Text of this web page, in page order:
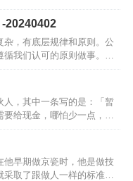
早上就整理一下想法，写
…
20240402
，有底层规律和原则。公
我们认可的原则做事。创
经想做一家 toB 企业服务公
人，其中一条写的是：「暂
给现金，哪怕少一点，然
期是要少一点。无论创始
早期做京瓷时，他是做技
取了跟做人一样的标准：